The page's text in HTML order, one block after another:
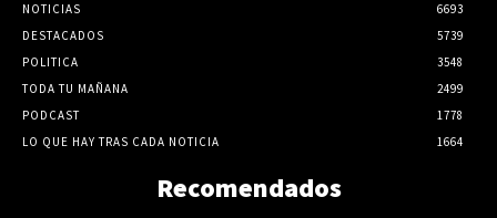
NOTICIAS
6693
DESTACADOS
5739
POLITICA
3548
TODA TU MAÑANA
2499
PODCAST
1778
LO QUE HAY TRAS CADA NOTICIA
1664
Recomendados